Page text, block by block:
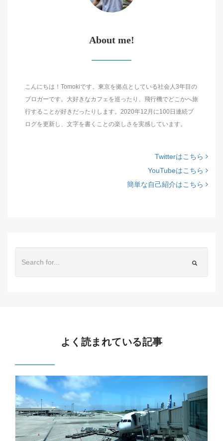
About me!
こんにちは！Tomokiです。東京を拠点としている社会人3年目の
ブロガーです。大好きなカフェを巡ったり、飛行機でどこかへ旅
行することが好きだったりします。2020年12月に100日連続ブ
ログを更新し、文字を書くことの楽しさを実感しています。
Twitterはこちら
YouTubeはこちら
簡単な自己紹介はこちら
よく読まれている記事